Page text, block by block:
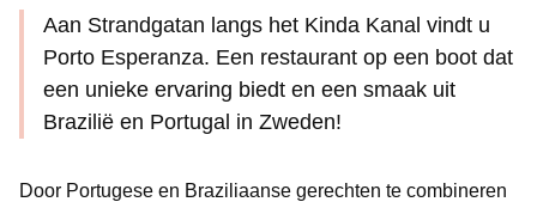
Aan Strandgatan langs het Kinda Kanal vindt u
Porto Esperanza. Een restaurant op een boot dat
een unieke ervaring biedt en een smaak uit
Brazilië en Portugal in Zweden!
Door Portugese en Braziliaanse gerechten te combineren